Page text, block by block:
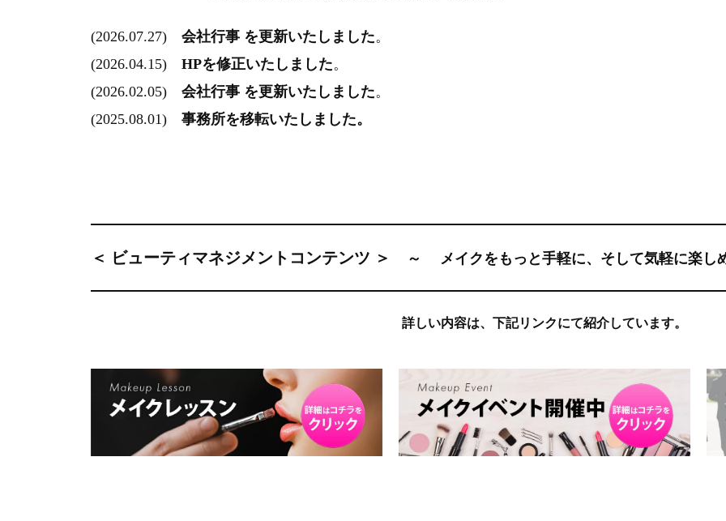
(2026.07.27) 会社行事 を更新いたしました。
(2026.04.15) HPを修正いたしました。
(2026.02.05)
会社行事 を更新いたしました。
(2025.08.01)
事務所を移転いたしました。
＜ ビューティマネジメントコンテンツ ＞ ～ メイクをもっと手軽に、そして気軽に楽し
詳しい内容は、下記リンクにて紹介しています。